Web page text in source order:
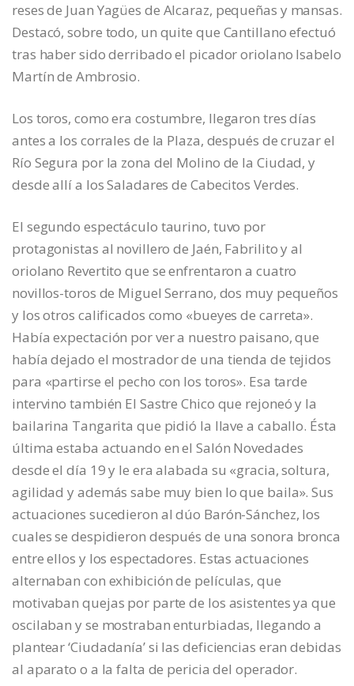
reses de Juan Yagües de Alcaraz, pequeñas y mansas.
Destacó, sobre todo, un quite que Cantillano efectuó
tras haber sido derribado el picador oriolano Isabelo
Martín de Ambrosio.
Los toros, como era costumbre, llegaron tres días
antes a los corrales de la Plaza, después de cruzar el
Río Segura por la zona del Molino de la Ciudad, y
desde allí a los Saladares de Cabecitos Verdes.
El segundo espectáculo taurino, tuvo por
protagonistas al novillero de Jaén, Fabrilito y al
oriolano Revertito que se enfrentaron a cuatro
novillos-toros de Miguel Serrano, dos muy pequeños
y los otros calificados como «bueyes de carreta».
Había expectación por ver a nuestro paisano, que
había dejado el mostrador de una tienda de tejidos
para «partirse el pecho con los toros». Esa tarde
intervino también El Sastre Chico que rejoneó y la
bailarina Tangarita que pidió la llave a caballo. Ésta
última estaba actuando en el Salón Novedades
desde el día 19 y le era alabada su «gracia, soltura,
agilidad y además sabe muy bien lo que baila». Sus
actuaciones sucedieron al dúo Barón-Sánchez, los
cuales se despidieron después de una sonora bronca
entre ellos y los espectadores. Estas actuaciones
alternaban con exhibición de películas, que
motivaban quejas por parte de los asistentes ya que
oscilaban y se mostraban enturbiadas, llegando a
plantear ‘Ciudadanía’ si las deficiencias eran debidas
al aparato o a la falta de pericia del operador.